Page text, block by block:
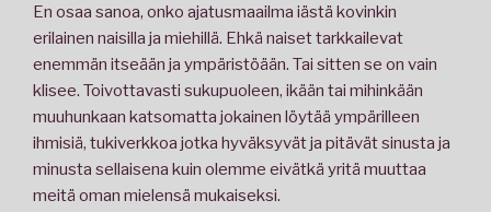
En osaa sanoa, onko ajatusmaailma iästä kovinkin
erilainen naisilla ja miehillä. Ehkä naiset tarkkailevat
enemmän itseään ja ympäristöään. Tai sitten se on vain
klisee. Toivottavasti sukupuoleen, ikään tai mihinkään
muuhunkaan katsomatta jokainen löytää ympärilleen
ihmisiä, tukiverkkoa jotka hyväksyvät ja pitävät sinusta ja
minusta sellaisena kuin olemme eivätkä yritä muuttaa
meitä oman mielensä mukaiseksi.